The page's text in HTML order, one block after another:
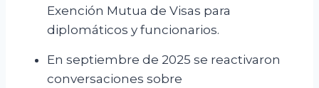
Exención Mutua de Visas para
diplomáticos y funcionarios.
En septiembre de 2025 se reactivaron
conversaciones sobre